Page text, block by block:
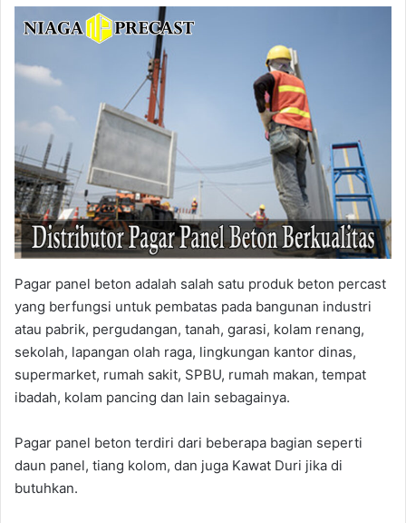
Pagar panel beton adalah salah satu produk beton percast
yang berfungsi untuk pembatas pada bangunan industri
atau pabrik, pergudangan, tanah, garasi, kolam renang,
sekolah, lapangan olah raga, lingkungan kantor dinas,
supermarket, rumah sakit, SPBU, rumah makan, tempat
ibadah, kolam pancing dan lain sebagainya.
Pagar panel beton terdiri dari beberapa bagian seperti
daun panel, tiang kolom, dan juga Kawat Duri jika di
butuhkan.